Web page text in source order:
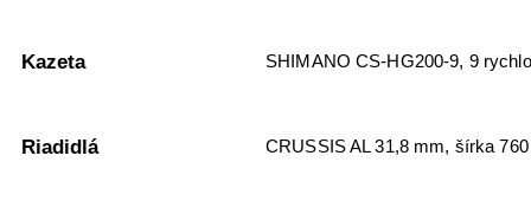
Kazeta SHIMANO CS-HG200-9, 9
Riadidlá CRUSSIS AL 31,8 mm, šírka